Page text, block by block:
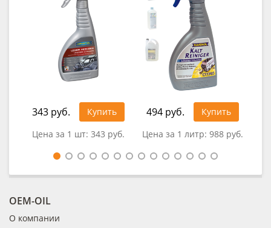
343 руб.
Купить
Цена за 1 шт: 343 руб.
494 руб.
Купить
Цена за 1 литр: 988 руб.
OEM-OIL
О компании